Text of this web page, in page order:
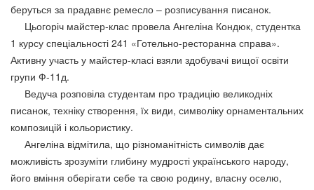
беруться за прадавнє ремесло – розписування писанок.
Цьогоріч майстер-клас провела Ангеліна Кондюк, студентка
1 курсу спеціальності 241 «Готельно-ресторанна справа».
Активну участь у майстер-класі взяли здобувачі вищої освіти
групи Ф-11д.
Ведуча розповіла студентам про традицію великодніх
писанок, техніку створення, їх види, символіку орнаментальних
композицій і кольористику.
Ангеліна відмітила, що різноманітність символів дає
можливість зрозуміти глибину мудрості українського народу,
його вміння оберігати себе та свою родину, власну оселю,